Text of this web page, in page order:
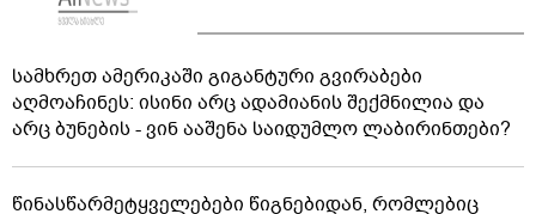
სამხრეთ ამერიკაში გიგანტური გვირაბები
აღმოაჩინეს: ისინი არც ადამიანის შექმნილია და
არც ბუნების - ვინ ააშენა საიდუმლო ლაბირინთები?
წინასწარმეტყველებები წიგნებიდან, რომლებიც